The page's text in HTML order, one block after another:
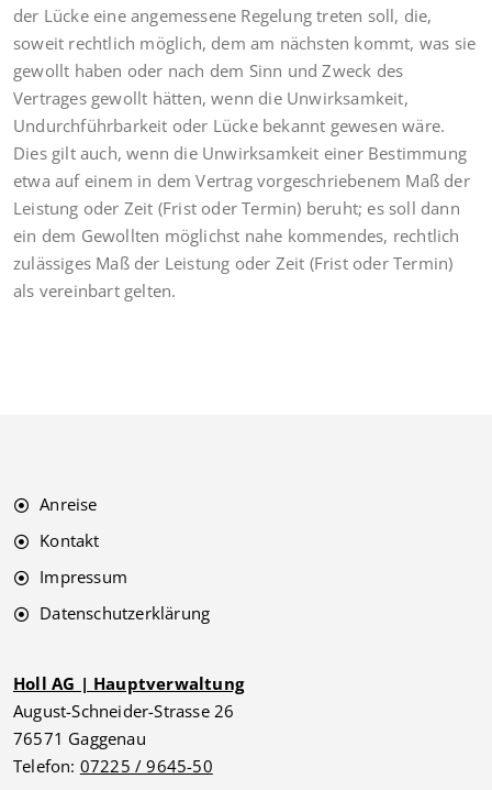
der Lücke eine angemessene Regelung treten soll, die,
soweit rechtlich möglich, dem am nächsten kommt, was sie
gewollt haben oder nach dem Sinn und Zweck des
Vertrages gewollt hätten, wenn die Unwirksamkeit,
Undurchführbarkeit oder Lücke bekannt gewesen wäre.
Dies gilt auch, wenn die Unwirksamkeit einer Bestimmung
etwa auf einem in dem Vertrag vorgeschriebenem Maß der
Leistung oder Zeit (Frist oder Termin) beruht; es soll dann
ein dem Gewollten möglichst nahe kommendes, rechtlich
zulässiges Maß der Leistung oder Zeit (Frist oder Termin)
als vereinbart gelten.
Anreise
Kontakt
Impressum
Datenschutzerklärung
Holl AG | Hauptverwaltung
August-Schneider-Strasse 26
76571 Gaggenau
Telefon: 07225 / 9645-50